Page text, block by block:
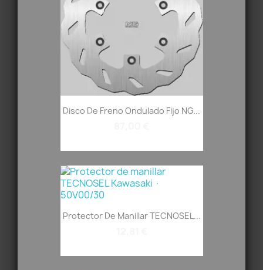
Disco De Freno Ondulado Fijo NG...
Protector De Manillar TECNOSEL...